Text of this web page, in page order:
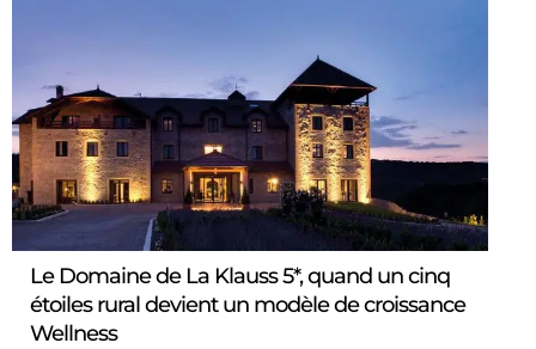
Le Domaine de La Klauss 5*, quand un cinq
étoiles rural devient un modèle de croissance
Wellness